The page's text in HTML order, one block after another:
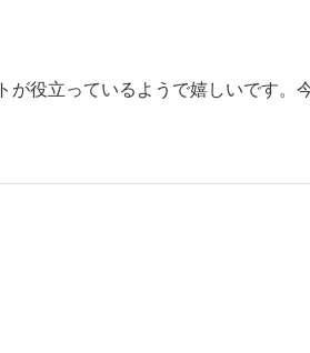
役立っているようで嬉しいです。